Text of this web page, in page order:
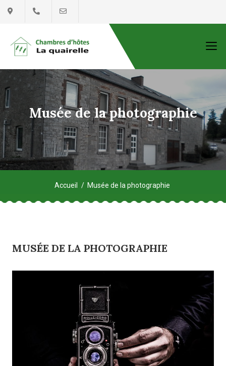
Musée de la photographie
Accueil Musée de la photographie
MUSÉE DE LA PHOTOGRAPHIE